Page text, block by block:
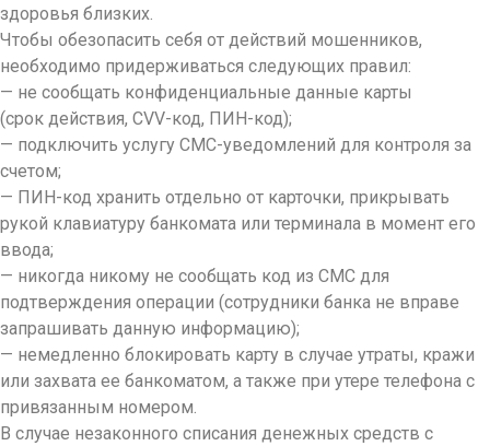
здоровья близких.
Чтобы обезопасить себя от действий мошенников,
необходимо придерживаться следующих правил:
— не сообщать конфиденциальные данные карты
(срок действия, CVV-код, ПИН-код);
— подключить услугу СМС-уведомлений для контроля за
счетом;
— ПИН-код хранить отдельно от карточки, прикрывать
рукой клавиатуру банкомата или терминала в момент его
ввода;
— никогда никому не сообщать код из СМС для
подтверждения операции (сотрудники банка не вправе
запрашивать данную информацию);
— немедленно блокировать карту в случае утраты, кражи
или захвата ее банкоматом, а также при утере телефона с
привязанным номером.
В случае незаконного списания денежных средств с